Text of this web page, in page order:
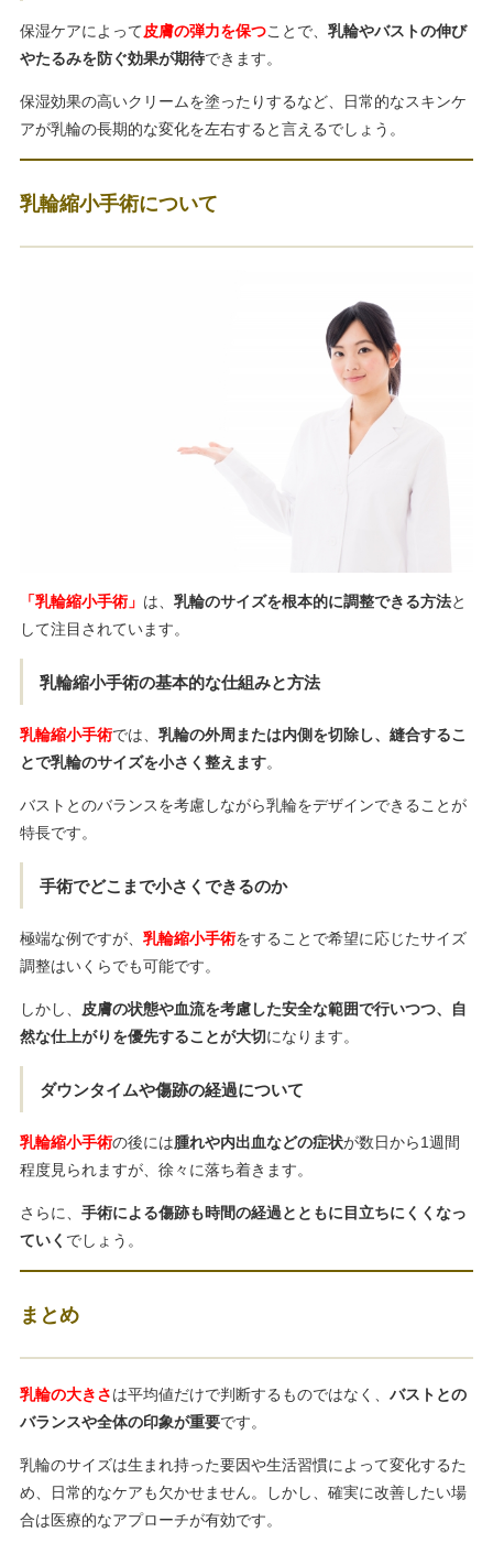
保湿ケアによって皮膚の弾力を保つことで、 乳輪やバストの伸び
やたるみを防ぐ効果が期待できます。
保湿効果の高いクリームを塗ったりするなど、日常的なスキンケ
アが乳輪の長期的な変化を左右すると言えるでしょう。
乳輪縮小手術について
「乳輪縮小手術」 は、 乳輪のサイズを根本的に調整できる方法と
して注目されています。
乳輪縮小手術の基本的な仕組みと方法
乳輪縮小手術では、 乳輪の外周または内側を切除し、縫合するこ
とで乳輪のサイズを小さく整えます。
バストとのバランスを考慮しながら乳輪をデザインできることが
特長です。
手術でどこまで小さくできるのか
極端な例ですが、 乳輪縮小手術をすることで希望に応じたサイズ
調整はいくらでも可能です。
しかし、
皮膚の状態や血流を考慮した安全な範囲で行いつつ、自
然な仕上がりを優先することが大切になります。
ダウンタイムや傷跡の経過について
乳輪縮小手術の後には腫れや内出血などの症状が数日から1週間
程度見られますが、徐々に落ち着きます。
さらに、 手術による傷跡も時間の経過とともに目立ちにくくなっ
ていく でしょう。
まとめ
乳輪の大きさは平均値だけで判断するものではなく、 バストとの
バランスや全体の印象が重要です。
乳輪のサイズは生まれ持った要因や生活習慣によって変化するた
め、日常的なケアも欠かせません。しかし、確実に改善したい場
合は医療的なアプローチが有効です。